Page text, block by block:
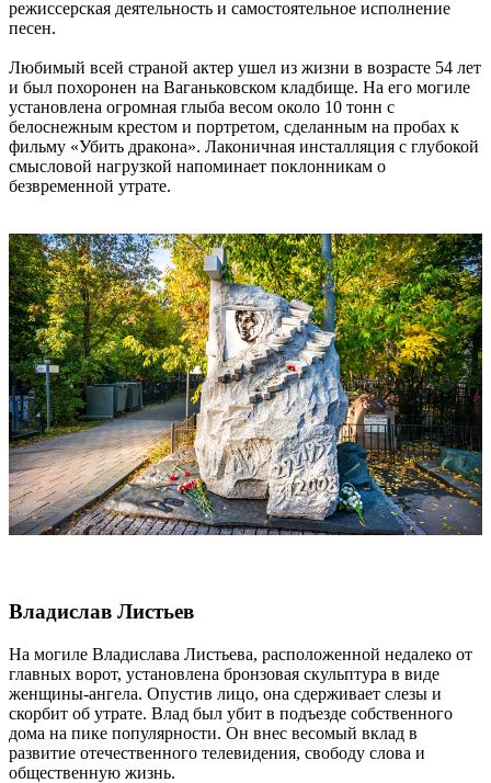
режиссерская деятельность и самостоятельное исполнение
песен.
Любимый всей страной актер ушел из жизни в возрасте 54 лет
и был похоронен на Ваганьковском кладбище. На его могиле
установлена огромная глыба весом около 10 тонн с
белоснежным крестом и портретом, сделанным на пробах к
фильму «Убить дракона». Лаконичная инсталляция с глубокой
смысловой нагрузкой напоминает поклонникам о
безвременной утрате.
Владислав Листьев
На могиле Владислава Листьева, расположенной недалеко от
главных ворот, установлена бронзовая скульптура в виде
женщины-ангела. Опустив лицо, она сдерживает слезы и
скорбит об утрате. Влад был убит в подъезде собственного
дома на пике популярности. Он внес весомый вклад в
развитие отечественного телевидения, свободу слова и
общественную жизнь.